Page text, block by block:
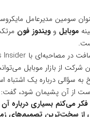
سومین مدیرعامل
موبایل و ویندوز فون
در مصاحبه‌ای با Insider
شرکت از بازار موبایل
به سؤالی درباره یک اشتباه
از آن پشیمان شود، گفت:
می‌کنم بسیاری درباره
از سخت‌ترین تصمیم‌های